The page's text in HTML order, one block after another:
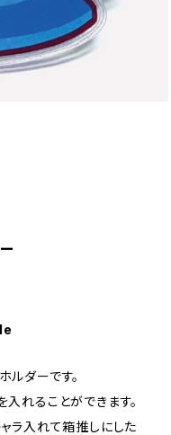
ダーです。
れることができます。
ラ入れて箱推しにした